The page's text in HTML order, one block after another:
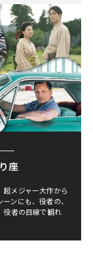
座
メジャー大作から
ンにも、役者の、
役者の目線で観れ